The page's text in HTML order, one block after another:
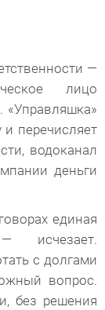
—
лицо
«Управляшка»
и перечисляет
водоканал
деньги
единая
исчезает.
с долгами
вопрос.
без решения